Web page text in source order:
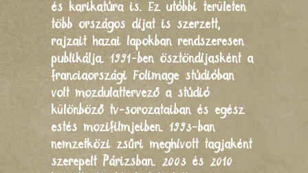
és karikatúra is. Ez utóbbi területen
több országos díjat is szerzett,
rajzait hazai lapokban rendszeresen
publikálja. 1991-ben ösztöndíjasként a
franciaországi Folimage stúdióban
volt mozdulattervező a stúdió
különböző tv-sorozataiban és egész
estés mozifilmjeiben. 1993-ban
nemzetközi zsűri meghívott tagjaként
szerepelt Párizsban. 2003 és 2010